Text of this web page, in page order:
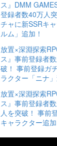
ス』DMM
登録者数40万人
チャに新SSRキ
ルム」追加！
放置×深淵探索
ス』事前登録者
破！ 事前登録ガ
ラクター「ニナ」
放置×深淵探索
ス』事前登録者
人を突破！ 事前
キャラクター追加